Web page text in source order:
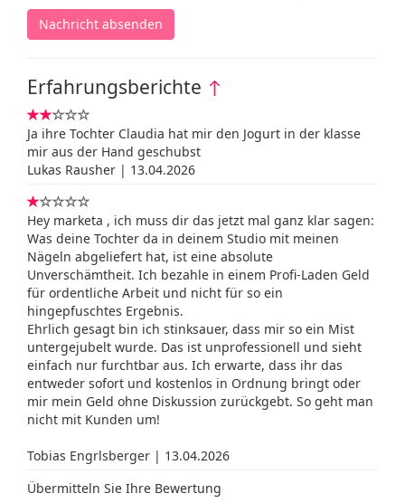
Nachricht absenden
Erfahrungsberichte ↑
Ja ihre Tochter Claudia hat mir den Jogurt in der klasse
mir aus der Hand geschubst
Lukas Rausher | 13.04.2026
Hey marketa , ich muss dir das jetzt mal ganz klar sagen:
Was deine Tochter da in deinem Studio mit meinen
Nägeln abgeliefert hat, ist eine absolute
Unverschämtheit. Ich bezahle in einem Profi-Laden Geld
für ordentliche Arbeit und nicht für so ein
hingepfuschtes Ergebnis.
Ehrlich gesagt bin ich stinksauer, dass mir so ein Mist
untergejubelt wurde. Das ist unprofessionell und sieht
einfach nur furchtbar aus. Ich erwarte, dass ihr das
entweder sofort und kostenlos in Ordnung bringt oder
mir mein Geld ohne Diskussion zurückgebt. So geht man
nicht mit Kunden um!
Tobias Engrlsberger | 13.04.2026
Übermitteln Sie Ihre Bewertung